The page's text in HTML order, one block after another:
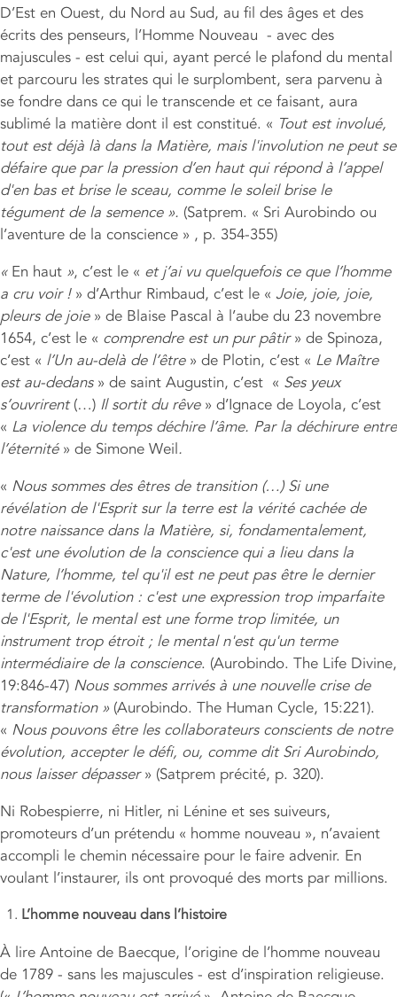
D’Est en Ouest, du Nord au Sud, au fil des âges et des
écrits des penseurs, l’Homme Nouveau - avec des
majuscules - est celui qui, ayant percé le plafond du mental
et parcouru les strates qui le surplombent, sera parvenu à
se fondre dans ce qui le transcende et ce faisant, aura
sublimé la matière dont il est constitué. « Tout est involué,
tout est déjà là dans la Matière, mais l'involution ne peut se
défaire que par la pression d’en haut qui répond à l’appel
d'en bas et brise le sceau, comme le soleil brise le
tégument de la semence». (Satprem. « Sri Aurobindo ou
l’aventure de la conscience » , p. 354-355)
« En haut », c’est le « et j’ai vu quelquefois ce que l’homme
a cru voir !» d’Arthur Rimbaud, c’est le « Joie, joie, joie,
pleurs de joie » de Blaise Pascal à l’aube du 23 novembre
1654, c’est le « comprendre est un pur pâtir» de Spinoza,
c’est « l’Un au-delà de l’être » de Plotin, c’est « Le Maître
est au-dedans» de saint Augustin, c’est « Ses yeux
s’ouvrirent(…) Il sortit du rêve » d’Ignace de Loyola, c’est
« La violence du temps déchire l’âme. Par la déchirure entre
l’éternité» de Simone Weil.
« Nous sommes des êtres de transition (…) Si une
révélation de l'Esprit sur la terre est la vérité cachée de
notre naissance dans la Matière, si, fondamentalement,
c'est une évolution de la conscience qui a lieu dans la
Nature, l’homme, tel qu'il est ne peut pas être le dernier
terme de l'évolution : c'est une expression trop imparfaite
de l'Esprit, le mental est une forme trop limitée, un
instrument trop étroit ; le mentaln'est qu'un terme
intermédiaire de la conscience. (Aurobindo. The Life Divine,
19:846-47) Nous sommes arrivés à une nouvelle crise de
transformation »(Aurobindo. The Human Cycle, 15:221).
« Nous pouvons être les collaborateurs conscients de notre
évolution, accepter le défi, ou, comme dit Sri Aurobindo,
nous laisser dépasser» (Satprem précité, p. 320).
Ni Robespierre, ni Hitler, ni Lénine et ses suiveurs,
promoteurs d’un prétendu « homme nouveau », n’avaient
accompli le chemin nécessaire pour le faire advenir. En
voulant l’instaurer, ils ont provoqué des morts par millions.
L’homme nouveau dans l’histoire
À lire Antoine de Baecque, l’origine de l’homme nouveau
de 1789 - sans les majuscules - est d’inspiration religieuse.